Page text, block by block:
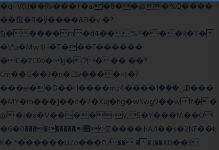
�q~V(H��Rv���+�a{�8��@�%Q����
��揎�9�ў����&B�v �?
$j�����m�d4��%P�l��R�Y�
�\*u�Mw4H�T���F������
�C�ZC0ʚ�kj�|?ͮ��� ��?
Cm��G��3�n�ݣv����=}�?
���el��O��H����mzݾ���1����4B���
�MY�m���]��e�7�Xaj׃�hg�wSwg9��wƗf��
@�I�a�V����-v,5�Y���M��Ol
�׿���������0�6Z����:hA/I��s�2NF��k
K� *������UZo���ח/�� ��.(��XD��3